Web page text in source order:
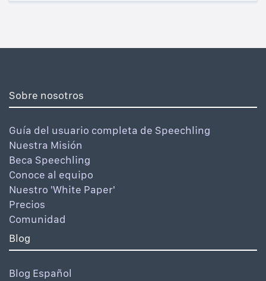
Sobre nosotros
Guía del usuario completa de Speechling
Nuestra Misión
Beca Speechling
Conoce al equipo
Nuestro 'White Paper'
Precios
Comunidad
Blog
Blog Español